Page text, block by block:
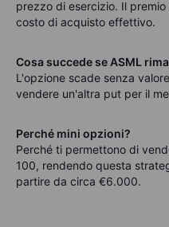
prezzo di esercizio. Il
costo di acquisto effettivo.
Cosa succede se ASML
L'opzione scade senza
vendere un'altra put per il
Perché mini opzioni?
Perché ti permettono di
100, rendendo questa
partire da circa €6.000.